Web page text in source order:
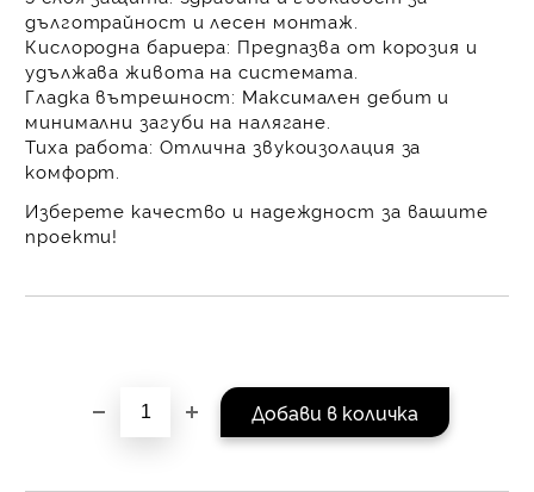
дълготрайност и лесен монтаж.
Кислородна бариера: Предпазва от корозия и
удължава живота на системата.
Гладка вътрешност: Максимален дебит и
минимални загуби на налягане.
Тиха работа: Отлична звукоизолация за
комфорт.
Изберете качество и надеждност за вашите
проекти!
равни месечни вноски
За покупки на
/ €1022.61